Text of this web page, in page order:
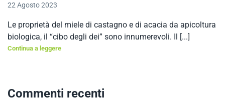
22 Agosto 2023
Le proprietà del miele di castagno e di acacia da apicoltura
biologica, il “cibo degli dei” sono innumerevoli. Il [...]
Continua a leggere
Commenti recenti